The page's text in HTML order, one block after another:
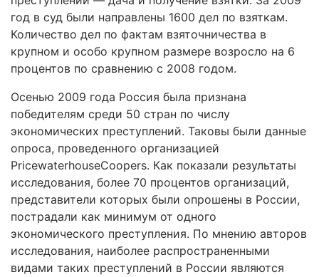
год в суд были направлены 1600 дел по взяткам.
Количество дел по фактам взяточничества в
крупном и особо крупном размере возросло на 6
процентов по сравнению с 2008 годом.
Осенью 2009 года Россия была признана
победителям среди 50 стран по числу
экономических преступлений. Таковы были данные
опроса, проведенного организацией
PricewaterhouseCoopers. Как показали результаты
исследования, более 70 процентов организаций,
представители которых были опрошены в России,
пострадали как минимум от одного
экономического преступления. По мнению авторов
исследования, наиболее распространенными
видами таких преступлений в России являются